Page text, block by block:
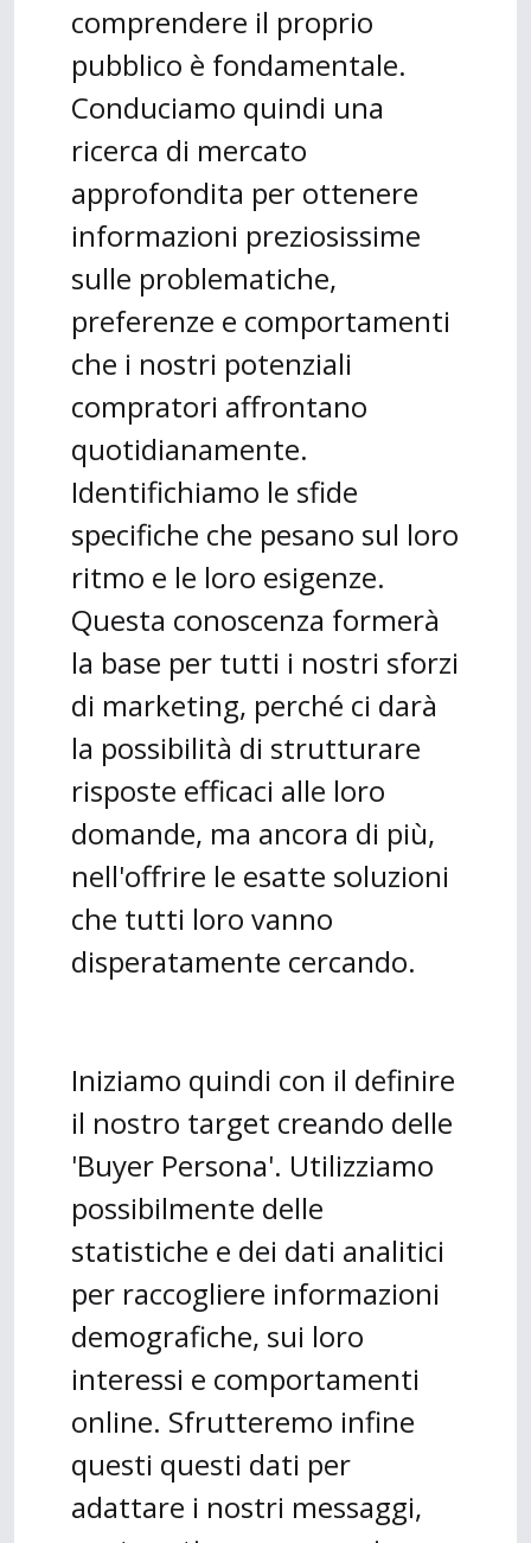
comprendere il proprio
pubblico è fondamentale.
Conduciamo quindi una
ricerca di mercato
approfondita per ottenere
informazioni preziosissime
sulle problematiche,
preferenze e comportamenti
che i nostri potenziali
compratori affrontano
quotidianamente.
Identifichiamo le sfide
specifiche che pesano sul loro
ritmo e le loro esigenze.
Questa conoscenza formerà
la base per tutti i nostri sforzi
di marketing, perché ci darà
la possibilità di strutturare
risposte efficaci alle loro
domande, ma ancora di più,
nell'offrire le esatte soluzioni
che tutti loro vanno
disperatamente cercando.
Iniziamo quindi con il definire
il nostro target creando delle
'Buyer Persona'. Utilizziamo
possibilmente delle
statistiche e dei dati analitici
per raccogliere informazioni
demografiche, sui loro
interessi e comportamenti
online. Sfrutteremo infine
questi questi dati per
adattare i nostri messaggi,